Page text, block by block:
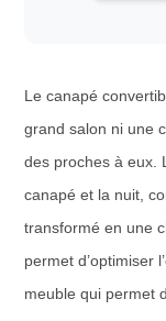
Le canapé
grand salon ni une
des proches à eux.
canapé et la nuit,
transformé en une
permet d’optimiser
meuble qui permet